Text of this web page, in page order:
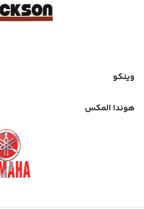
وینکو
هوندا المکس